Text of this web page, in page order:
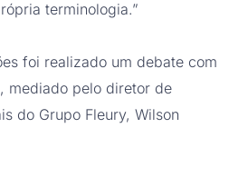
terminologia.”
foi realizado um debate com
mediado pelo diretor de
do Grupo Fleury, Wilson